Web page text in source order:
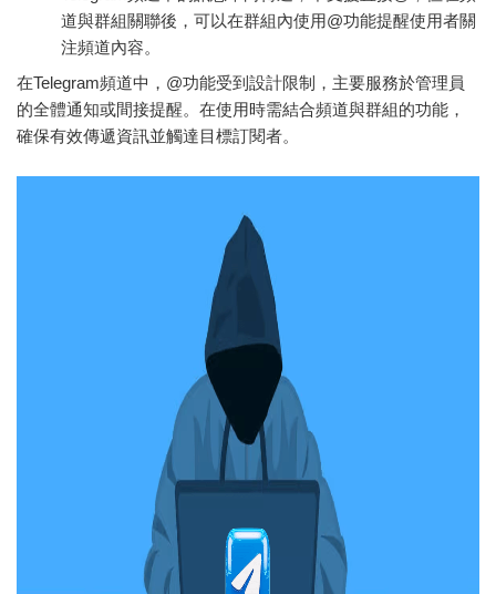
道與群組關聯後，可以在群組內使用@功能提醒使用者關
注頻道內容。
在Telegram頻道中，@功能受到設計限制，主要服務於管理員
的全體通知或間接提醒。在使用時需結合頻道與群組的功能，
確保有效傳遞資訊並觸達目標訂閱者。